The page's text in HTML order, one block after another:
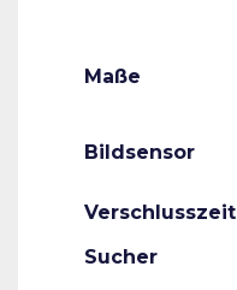
Maße
Bildsensor
Verschlusszeit
Sucher